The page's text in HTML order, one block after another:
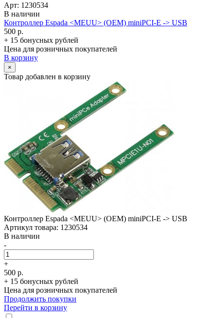
Арт: 1230534
В наличии
Контроллер Espada <MEUU> (OEM) miniPCI-E -> USB
500 р.
+ 15 бонусных рублей
Цена для розничных покупателей
В корзину
×
Товар добавлен в корзину
Контроллер Espada <MEUU> (OEM) miniPCI-E -> USB
Артикул товара: 1230534
В наличии
-
+
500 р.
+ 15 бонусных рублей
Цена для розничных покупателей
Продолжить покупки
Перейти в корзину